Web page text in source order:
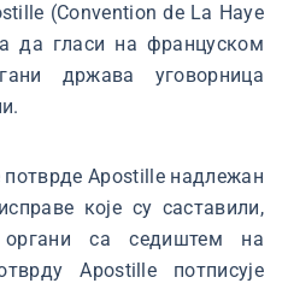
(Convention de La Haye
да гласи на француском
држава уговорница
потврде Apostille надлежан
које су саставили,
са седиштем на
Apostille потписује